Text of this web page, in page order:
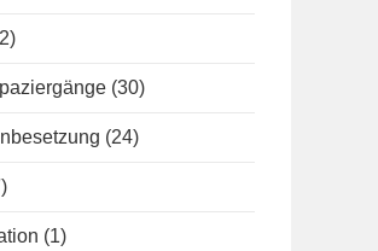
(30)
(24)
(1)